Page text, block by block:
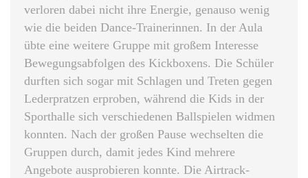
verloren dabei nicht ihre Energie, genauso wenig
wie die beiden Dance-Trainerinnen. In der Aula
übte eine weitere Gruppe mit großem Interesse
Bewegungsabfolgen des Kickboxens. Die Schüler
durften sich sogar mit Schlagen und Treten gegen
Lederpratzen erproben, während die Kids in der
Sporthalle sich verschiedenen Ballspielen widmen
konnten. Nach der großen Pause wechselten die
Gruppen durch, damit jedes Kind mehrere
Angebote ausprobieren konnte. Die Airtrack-